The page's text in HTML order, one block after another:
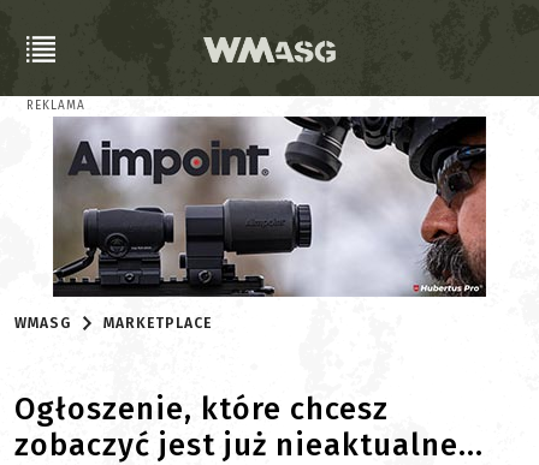
REKLAMA
WMASG MARKETPLACE
Ogłoszenie, które chcesz
zobaczyć jest już nieaktualne...